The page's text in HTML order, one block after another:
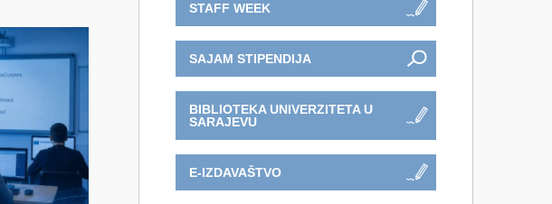
STAFF WEEK
SAJAM STIPENDIJA
BIBLIOTEKA UNIVERZITETA U
SARAJEVU
E-IZDAVAŠTVO